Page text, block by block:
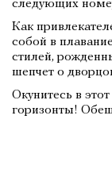
следующих
Как
собой в
стилей,
шепчет о
Окунитесь в
горизонты!